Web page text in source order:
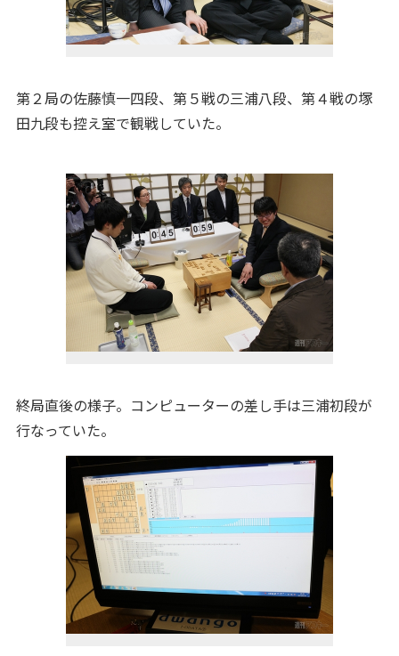
第２局の佐藤慎一四段、第５戦の三浦八段、第４戦の塚
田九段も控え室で観戦していた。
終局直後の様子。コンピューターの差し手は三浦初段が
行なっていた。